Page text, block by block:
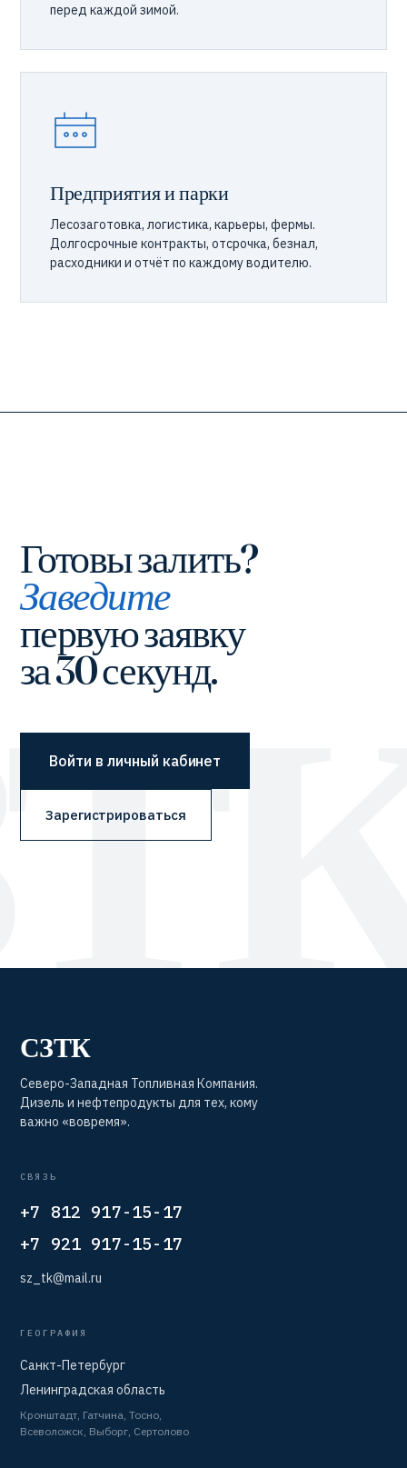
перед каждой зимой.
Предприятия и парки
Лесозаготовка, логистика, карьеры, фермы.
Долгосрочные контракты, отсрочка, безнал,
расходники и отчёт по каждому водителю.
Готовы залить?
Заведите
первую заявку
за 30 секунд.
Войти в личный кабинет
Зарегистрироваться
СЗТК
Северо-Западная Топливная Компания.
Дизель и нефтепродукты для тех, кому
важно «вовремя».
СВЯЗЬ
+7 812 917-15-17
+7 921 917-15-17
sz_tk@mail.ru
ГЕОГРАФИЯ
Санкт-Петербург
Ленинградская область
Кронштадт, Гатчина, Тосно,
Всеволожск, Выборг, Сертолово